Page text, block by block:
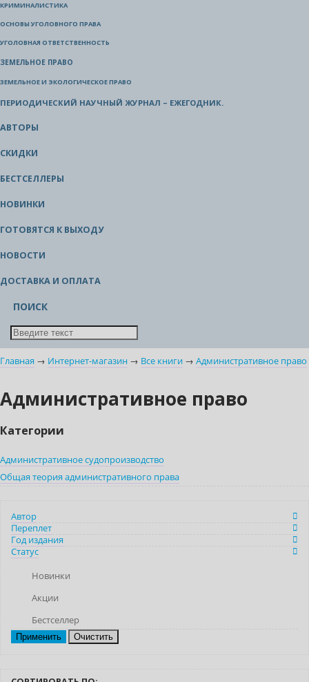
КРИМИНАЛИСТИКА
ОСНОВЫ УГОЛОВНОГО ПРАВА
УГОЛОВНАЯ ОТВЕТСТВЕННОСТЬ
ЗЕМЕЛЬНОЕ ПРАВО
ЗЕМЕЛЬНОЕ И ЭКОЛОГИЧЕСКОЕ ПРАВО
ПЕРИОДИЧЕСКИЙ НАУЧНЫЙ ЖУРНАЛ – ЕЖЕГОДНИК.
АВТОРЫ
СКИДКИ
БЕСТСЕЛЛЕРЫ
НОВИНКИ
ГОТОВЯТСЯ К ВЫХОДУ
НОВОСТИ
ДОСТАВКА И ОПЛАТА
ПОИСК
Главная → Интернет-магазин → Все книги → Административное право
Административное право
Категории
Административное судопроизводство
Общая теория административного права
Автор
Переплет
Год издания
Статус
Новинки
Акции
Бестселлер
Очистить